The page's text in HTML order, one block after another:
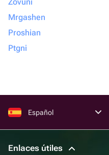
Mrgashen
Proshian
Ptgni
Español
Enlaces útiles